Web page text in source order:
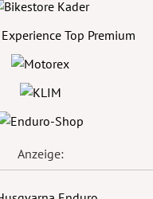
Anzeige: